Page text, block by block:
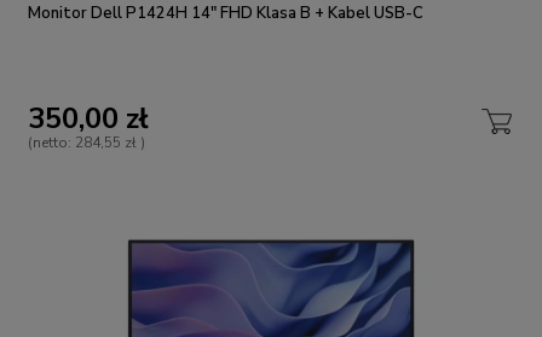
Monitor Dell P1424H 14" FHD Klasa B + Kabel USB-C
350,00 zł
(netto: 284,55 zł )